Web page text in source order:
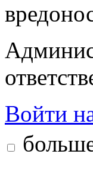
Войти